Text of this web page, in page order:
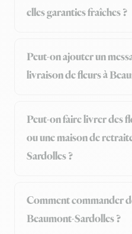
elles garanties fraîches ?
Peut-on ajouter un
livraison de fleurs à
Peut-on faire livrer des
ou une maison de
Sardolles ?
Comment commander
Beaumont-Sardolles ?